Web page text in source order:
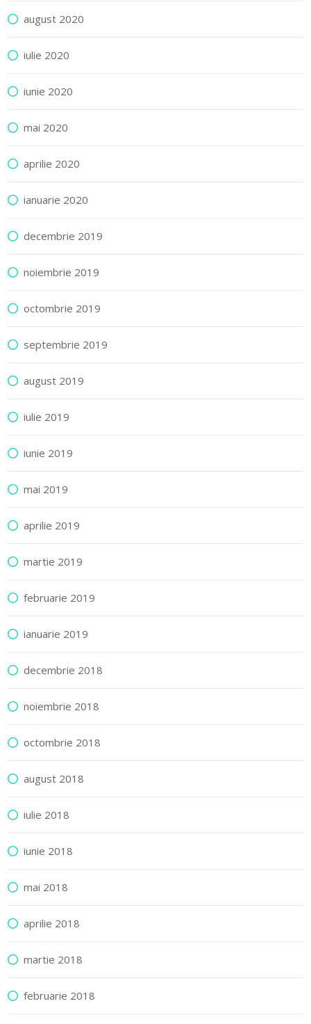
august 2020
iulie 2020
iunie 2020
mai 2020
aprilie 2020
ianuarie 2020
decembrie 2019
noiembrie 2019
octombrie 2019
septembrie 2019
august 2019
iulie 2019
iunie 2019
mai 2019
aprilie 2019
martie 2019
februarie 2019
ianuarie 2019
decembrie 2018
noiembrie 2018
octombrie 2018
august 2018
iulie 2018
iunie 2018
mai 2018
aprilie 2018
martie 2018
februarie 2018